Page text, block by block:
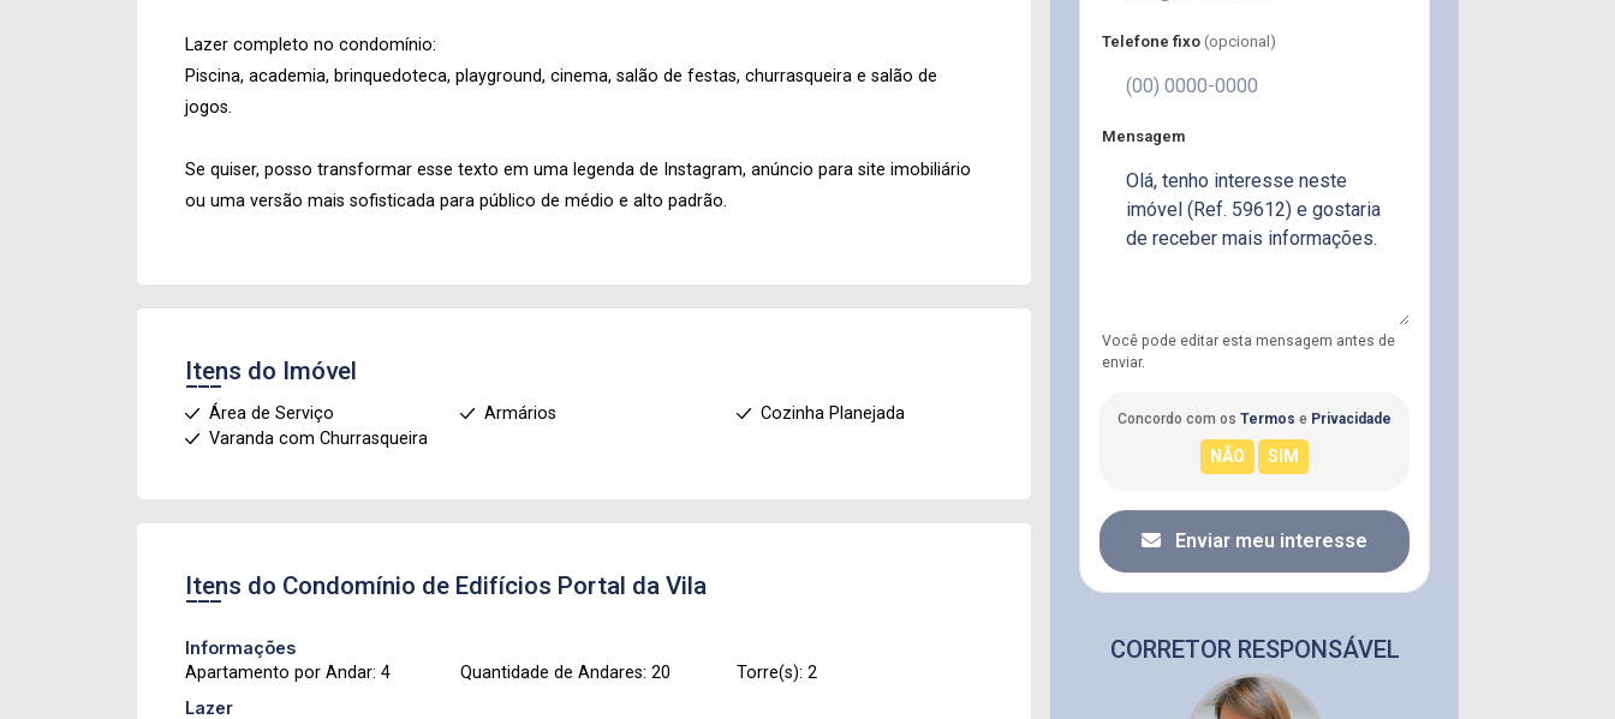
Lazer completo no condomínio:
Piscina, academia, brinquedoteca, playground, cinema, salão de festas, churrasqueira e salão de
jogos.
Se quiser, posso transformar esse texto em uma legenda de Instagram, anúncio para site imobiliário
ou uma versão mais sofisticada para público de médio e alto padrão.
Itens do Imóvel
Área de Serviço Armários
Cozinha Planejada
Varanda com Churrasqueira
Itens do Condomínio de Edifícios Portal da Vila
Informações
Apartamento por Andar: 4
Quantidade de Andares: 20
Torre(s): 2
Lazer
Telefone fixo (opcional)
Mensagem
Você pode editar esta mensagem antes de
enviar.
Concordo com os Termos e Privacidade
Enviar meu interesse
CORRETOR RESPONSÁVEL